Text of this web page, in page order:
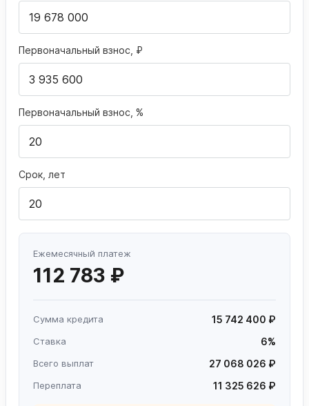
Первоначальный взнос, ₽
Первоначальный взнос, %
Срок, лет
Ежемесячный платеж
112 783 ₽
Сумма кредита 15 742 400 ₽
Ставка 6%
Всего выплат 27 068 026 ₽
Переплата 11 325 626 ₽